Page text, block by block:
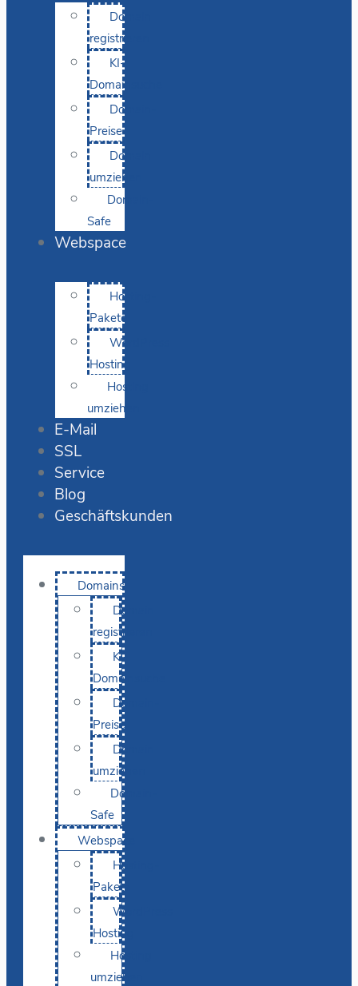
Domain
registrieren
KI-
Domainsuche
Domain-
Preise
Domain
umziehen
Domain-
Safe
Webspace
Hosting-
Pakete
WordPress
Hosting
Hosting
umziehen
E-Mail
SSL
Service
Blog
Geschäftskunden
Domains
Domain
registrieren
KI-
Domainsuche
Domain-
Preise
Domain
umziehen
Domain-
Safe
Webspace
Hosting-
Pakete
WordPress
Hosting
Hosting
umziehen